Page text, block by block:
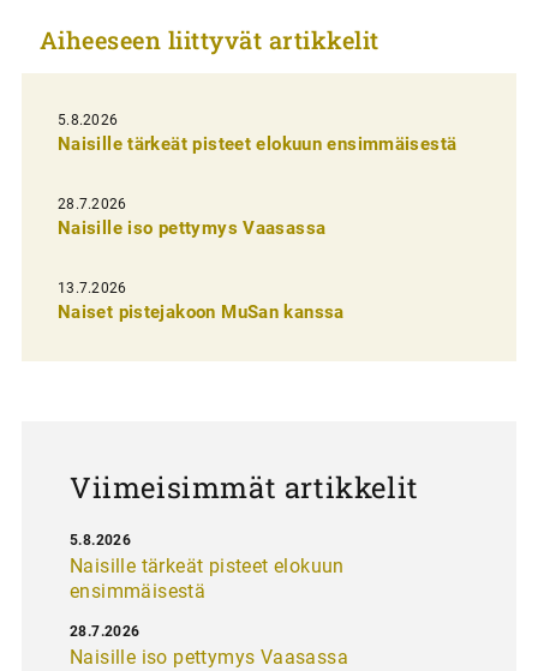
k
e
l
i
e
n
e
Aiheeseen liittyvät artikkelit
5.8.2026
Naisille tärkeät pisteet elokuun ensimmäisestä
28.7.2026
Naisille iso pettymys Vaasassa
13.7.2026
Naiset pistejakoon MuSan kanssa
Viimeisimmät artikkelit
Naisille tärkeät pisteet elokuun
ensimmäisestä
5.8.2026
Naisille iso pettymys Vaasassa
28.7.2026